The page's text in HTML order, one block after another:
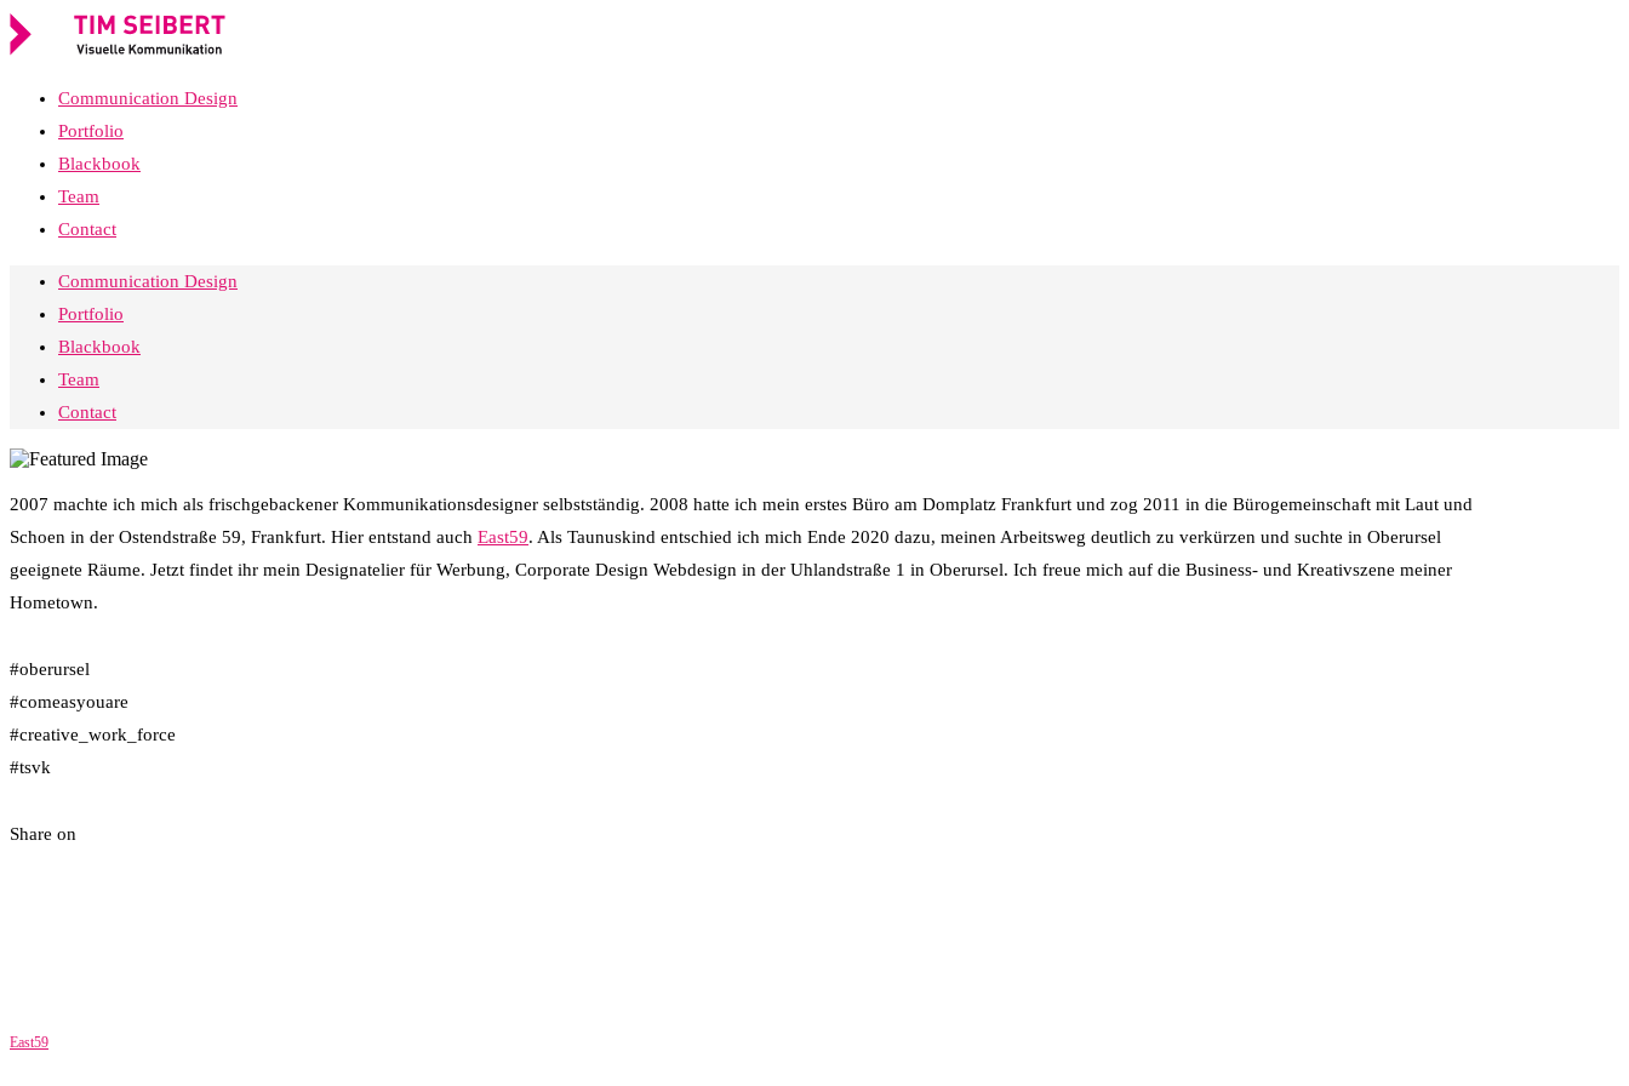
Communication Design
Portfolio
Blackbook
Team
Contact
Communication Design
Portfolio
Blackbook
Team
Contact
2007 machte ich mich als frischgebackener Kommunikationsdesigner selbstständig. 2008 hatte ich mein erstes Büro am Domplatz Frankfurt und zog 2011 in die Bürogemeinschaft mit Laut und
Schoen in der Ostendstraße 59, Frankfurt. Hier entstand auch East59. Als Taunuskind entschied ich mich Ende 2020 dazu, meinen Arbeitsweg deutlich zu verkürzen und suchte in Oberursel
geeignete Räume. Jetzt findet ihr mein Designatelier für Werbung, Corporate Design Webdesign in der Uhlandstraße 1 in Oberursel. Ich freue mich auf die Business- und Kreativszene meiner
Hometown.
#oberursel
#comeasyouare
#creative_work_force
#tsvk
Share on
East59